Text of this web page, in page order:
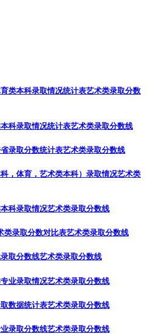
类本科录取情况统计表艺术类录取分数
科录取情况统计表艺术类录取分数线
录取分数统计表艺术类录取分数线
，体育，艺术类本科）录取情况艺术类
科录取情况艺术类录取分数线
类录取分数对比表艺术类录取分数线
取分数线艺术类录取分数线
业录取情况艺术类录取分数线
数据统计表艺术类录取分数线
录取分数线艺术类录取分数线